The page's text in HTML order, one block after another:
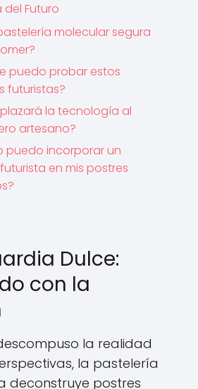
del Futuro
molecular segura
puedo probar estos
futuristas?
la tecnología al
artesano?
puedo incorporar un
en mis postres
Dulce:
con la
la realidad
la pastelería
deconstruye postres